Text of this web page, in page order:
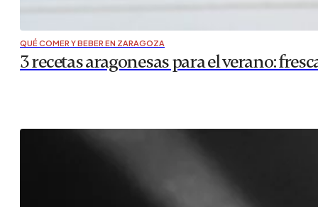
QUÉ COMER Y BEBER EN ZARAGOZA
3 recetas aragonesas para el verano: